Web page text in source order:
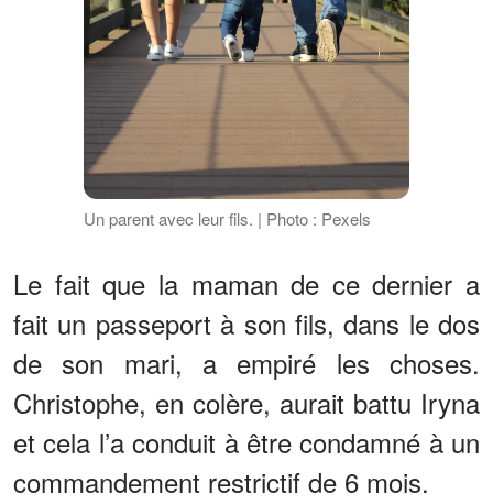
Un parent avec leur fils. | Photo : Pexels
Le fait que la maman de ce dernier a
fait un passeport à son fils, dans le dos
de son mari, a empiré les choses.
Christophe, en colère, aurait battu Iryna
et cela l’a conduit à être condamné à un
commandement restrictif de 6 mois.